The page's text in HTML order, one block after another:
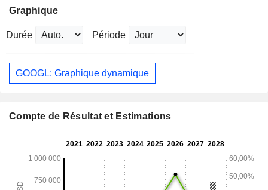
Graphique
Durée Période
GOOGL: Graphique dynamique
Compte de Résultat et Estimations